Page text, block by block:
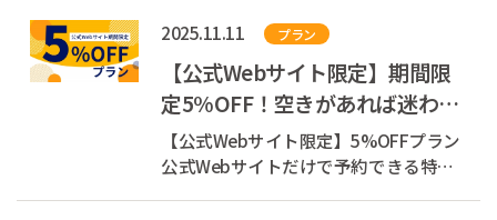
からさらにお得に泊まれるチャンス！
冬休み、年末年始、お正月、連休もお
得に宿泊できる！？【期間限定
5%OFF】が目...
2025.11.11 プラン
【公式Webサイト限定】期間限
定5%OFF！空きがあれば迷わず
予約したい特別プラン
【公式Webサイト限定】5%OFFプラン
公式Webサイトだけで予約できる特別